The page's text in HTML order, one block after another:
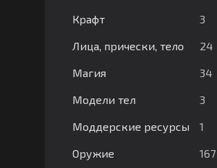
Крафт 3
Лица, прически, тело 24
Магия 34
Модели тел 3
Моддерские ресурсы 1
Оружие 167